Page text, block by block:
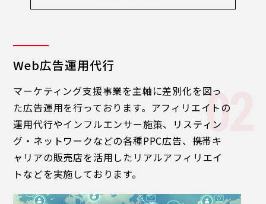
Web広告運用代行
マーケティング支援事業を主軸に差別化を図っ
た広告運用を行っております。アフィリエイトの
運用代行やインフルエンサー施策、リスティン
グ・ネットワークなどの各種PPC広告、携帯キ
ャリアの販売店を活用したリアルアフィリエイ
トなどを実施しております。